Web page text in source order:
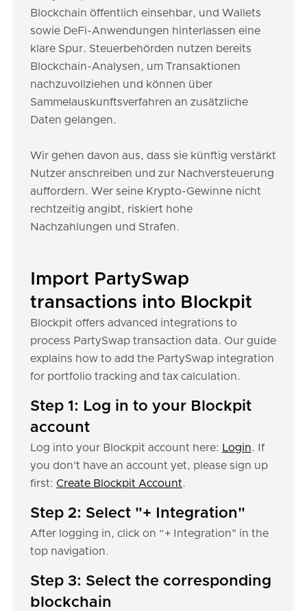
Blockchain öffentlich einsehbar, und Wallets
sowie DeFi-Anwendungen hinterlassen eine
klare Spur. Steuerbehörden nutzen bereits
Blockchain-Analysen, um Transaktionen
nachzuvollziehen und können über
Sammelauskunftsverfahren an zusätzliche
Daten gelangen.
Wir gehen davon aus, dass sie künftig verstärkt
Nutzer anschreiben und zur Nachversteuerung
auffordern. Wer seine Krypto-Gewinne nicht
rechtzeitig angibt, riskiert hohe
Nachzahlungen und Strafen.
Import PartySwap
transactions into Blockpit
Blockpit offers advanced integrations to
process PartySwap transaction data. Our guide
explains how to add the PartySwap integration
for portfolio tracking and tax calculation.
Step 1: Log in to your Blockpit
account
Log into your Blockpit account here: Login. If
you don’t have an account yet, please sign up
first: Create Blockpit Account.
Step 2: Select "+ Integration"
After logging in, click on “+ Integration" in the
top navigation.
Step 3: Select the corresponding
blockchain